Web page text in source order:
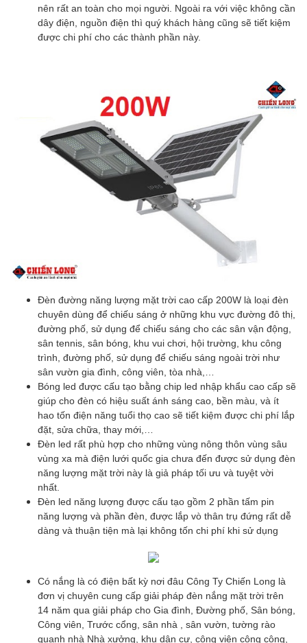
nên rất an toàn cho mọi người. Ngoài ra với việc không cần
dây điện, nguồn điện thì quý khách hàng cũng sẽ tiết kiệm
được chi phí cho các thành phần này.
Đèn đường năng lượng mặt trời cao cấp 200W là loại đèn
chuyên dùng để chiếu sáng ở những khu vực đường đô thị,
đường phố, sử dụng để chiếu sáng cho các sân vận động,
sân tennis, sân bóng, khu vui chơi, hội trường, khu công
trình, đường phố, sử dụng để chiếu sáng ngoài trời như
sân vườn gia đình, công viên, tòa nhà,…
Bóng led được cấu tạo bằng chip led nhập khẩu cao cấp sẽ
giúp cho đèn có hiệu suất ánh sáng cao, bền màu, và ít
hao tốn điện năng tuổi thọ cao sẽ tiết kiệm được chi phí lắp
đặt, sửa chữa, thay mới,…
Đèn led rất phù hợp cho những vùng nông thôn vùng sâu
vùng xa mà điện lưới quốc gia chưa đến được sử dụng đèn
năng lượng mặt trời này là giả pháp tối ưu và tuyệt vời
nhất.
Đèn led năng lượng được cấu tạo gồm 2 phần tấm pin
năng lượng và phần đèn, được lắp vò thân trụ đứng rất dễ
dàng và thuận tiện mà lại không tốn chi phí khi sử dụng
Có nắng là có điện bất kỳ nơi đâu Công Ty Chiến Long là
đơn vị chuyên cung cấp giải pháp đèn nắng mặt trời trên
14 năm qua giải pháp cho Gia đình, Đường phố, Sân bóng,
Công viên, Trước cổng, sân nhà , sân vườn, tường rào
quanh nhà Nhà xưởng, khu dân cư, công viên công cộng,